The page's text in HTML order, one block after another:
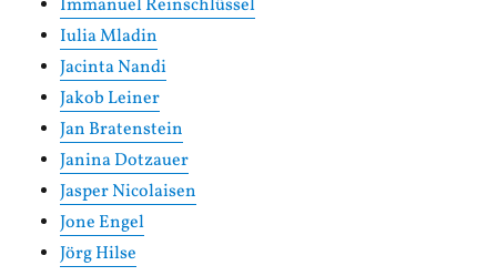
Immanuel Reinschlüssel
Iulia Mladin
Jacinta Nandi
Jakob Leiner
Jan Bratenstein
Janina Dotzauer
Jasper Nicolaisen
Jone Engel
Jörg Hilse